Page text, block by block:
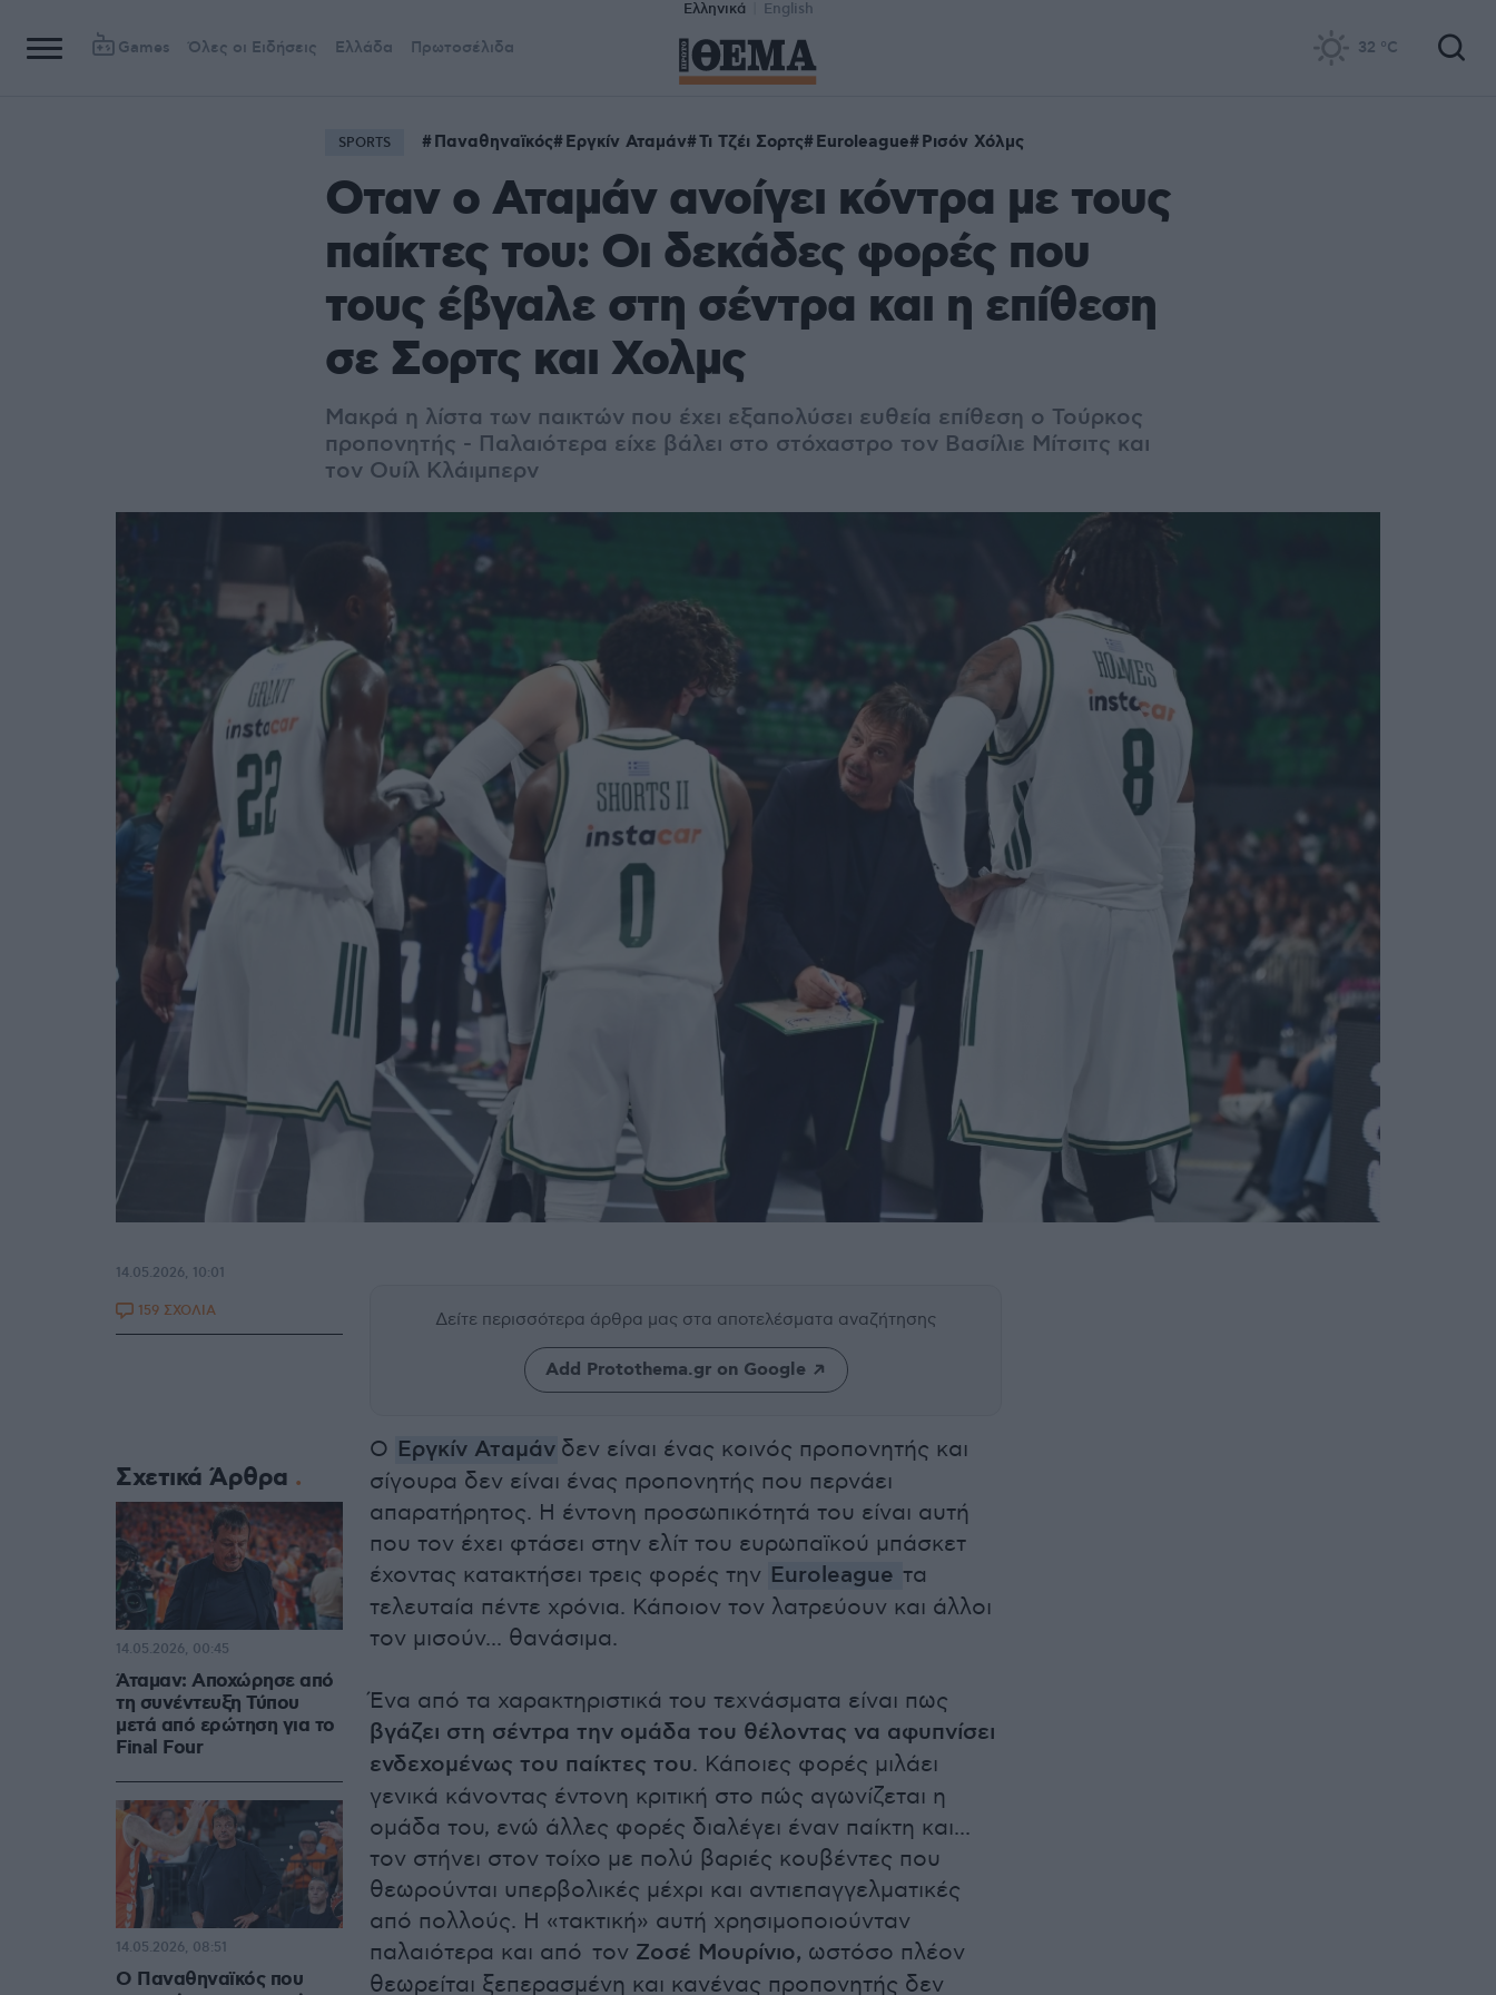
Ελληνικά English
Games Όλες οι Ειδήσεις Ελλάδα Πρωτοσέλιδα 32 °C
SPORTS Παναθηναϊκός Εργκίν Αταμάν Τι Τζέι Σορτς Euroleague Ρισόν Χόλμς
Οταν ο Αταμάν ανοίγει κόντρα με τους
παίκτες του: Οι δεκάδες φορές που
τους έβγαλε στη σέντρα και η επίθεση
σε Σορτς και Χολμς
Μακρά η λίστα των παικτών που έχει εξαπολύσει ευθεία επίθεση ο Τούρκος
προπονητής - Παλαιότερα είχε βάλει στο στόχαστρο τον Βασίλιε Μίτσιτς και
τον Ουίλ Κλάιμπερν
Δείτε περισσότερα άρθρα μας στα αποτελέσματα αναζήτησης
Add Protothema.gr on Google
Ο Εργκίν Αταμάν δεν είναι ένας κοινός προπονητής και
σίγουρα δεν είναι ένας προπονητής που περνάει
απαρατήρητος. Η έντονη προσωπικότητά του είναι αυτή
που τον έχει φτάσει στην ελίτ του ευρωπαϊκού μπάσκετ
έχοντας κατακτήσει τρεις φορές την Euroleague τα
τελευταία πέντε χρόνια. Κάποιον τον λατρεύουν και άλλοι
τον μισούν... θανάσιμα.
Ένα από τα χαρακτηριστικά του τεχνάσματα είναι πως
βγάζει στη σέντρα την ομάδα του θέλοντας να αφυπνίσει
ενδεχομένως του παίκτες του. Κάποιες φορές μιλάει
γενικά κάνοντας έντονη κριτική στο πώς αγωνίζεται η
ομάδα του, ενώ άλλες φορές διαλέγει έναν παίκτη και...
τον στήνει στον τοίχο με πολύ βαριές κουβέντες που
θεωρούνται υπερβολικές μέχρι και αντιεπαγγελματικές
από πολλούς. Η «τακτική» αυτή χρησιμοποιούνταν
παλαιότερα και από τον Ζοσέ Μουρίνιο, ωστόσο πλέον
θεωρείται ξεπερασμένη και κανένας προπονητής δεν
14.05.2026, 10:01
159 ΣΧΟΛΙΑ
Σχετικά Άρθρα
Άταμαν: Αποχώρησε από
τη συνέντευξη Τύπου
μετά από ερώτηση για το
Final Four
14.05.2026, 00:45
Ο Παναθηναϊκός που
14.05.2026, 08:51